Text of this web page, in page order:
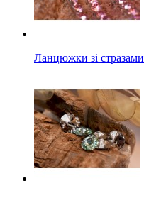
Ланцюжки зі стразами